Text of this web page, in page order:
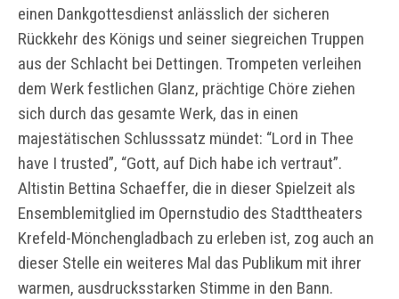
einen Dankgottesdienst anlässlich der sicheren
Rückkehr des Königs und seiner siegreichen Truppen
aus der Schlacht bei Dettingen. Trompeten verleihen
dem Werk festlichen Glanz, prächtige Chöre ziehen
sich durch das gesamte Werk, das in einen
majestätischen Schlusssatz mündet: “Lord in Thee
have I trusted”, “Gott, auf Dich habe ich vertraut”.
Altistin Bettina Schaeffer, die in dieser Spielzeit als
Ensemblemitglied im Opernstudio des Stadttheaters
Krefeld-Mönchengladbach zu erleben ist, zog auch an
dieser Stelle ein weiteres Mal das Publikum mit ihrer
warmen, ausdrucksstarken Stimme in den Bann.